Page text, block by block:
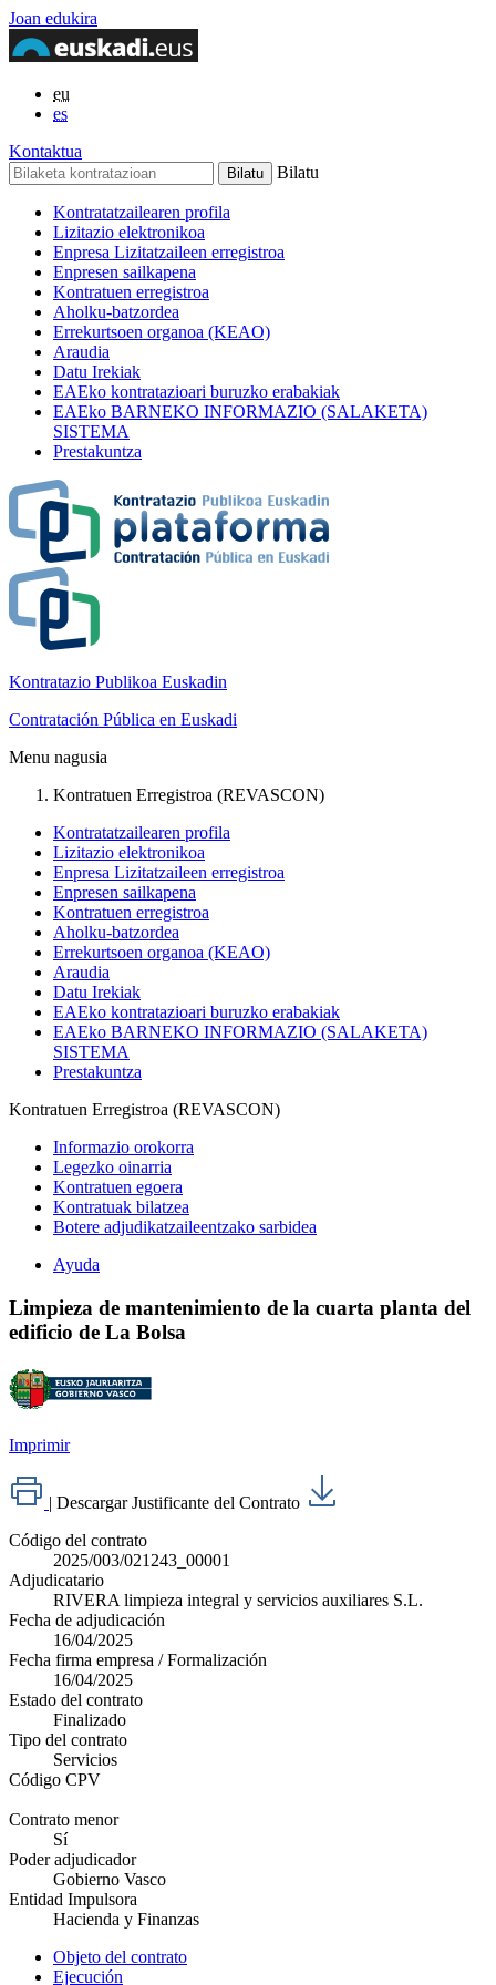
Joan edukira
eu
es
Kontaktua
Bilatu
Kontratatzailearen profila
Lizitazio elektronikoa
Enpresa Lizitatzaileen erregistroa
Enpresen sailkapena
Kontratuen erregistroa
Aholku-batzordea
Errekurtsoen organoa (KEAO)
Araudia
Datu Irekiak
EAEko kontratazioari buruzko erabakiak
EAEko BARNEKO INFORMAZIO (SALAKETA)
SISTEMA
Prestakuntza
Kontratazio Publikoa Euskadin
Contratación Pública en Euskadi
Menu nagusia
Kontratuen Erregistroa (REVASCON)
Kontratatzailearen profila
Lizitazio elektronikoa
Enpresa Lizitatzaileen erregistroa
Enpresen sailkapena
Kontratuen erregistroa
Aholku-batzordea
Errekurtsoen organoa (KEAO)
Araudia
Datu Irekiak
EAEko kontratazioari buruzko erabakiak
EAEko BARNEKO INFORMAZIO (SALAKETA)
SISTEMA
Prestakuntza
Kontratuen Erregistroa (REVASCON)
Informazio orokorra
Legezko oinarria
Kontratuen egoera
Kontratuak bilatzea
Botere adjudikatzaileentzako sarbidea
Ayuda
Limpieza de mantenimiento de la cuarta planta del
edificio de La Bolsa
Imprimir
| Descargar Justificante del Contrato
Código del contrato
2025/003/021243_00001
Adjudicatario
RIVERA limpieza integral y servicios auxiliares S.L.
Fecha de adjudicación
16/04/2025
Fecha firma empresa / Formalización
16/04/2025
Estado del contrato
Finalizado
Tipo del contrato
Servicios
Código CPV
Contrato menor
Sí
Poder adjudicador
Gobierno Vasco
Entidad Impulsora
Hacienda y Finanzas
Objeto del contrato
Ejecución